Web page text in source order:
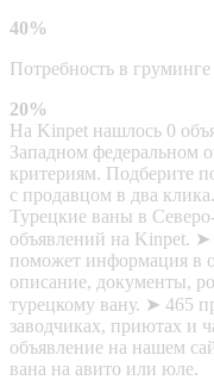
40%
Потребность в груминге
20%
На Kinpet нашлось 0
Западном федеральном
критериям. Подберите
с продавцом в два клика.
Турецкие ваны в
объявлений на Kinpet. ➤
поможет информация в
описание, документы,
турецкому вану. ➤ 465
заводчиках, приютах и
объявление на нашем
вана на авито или юле.